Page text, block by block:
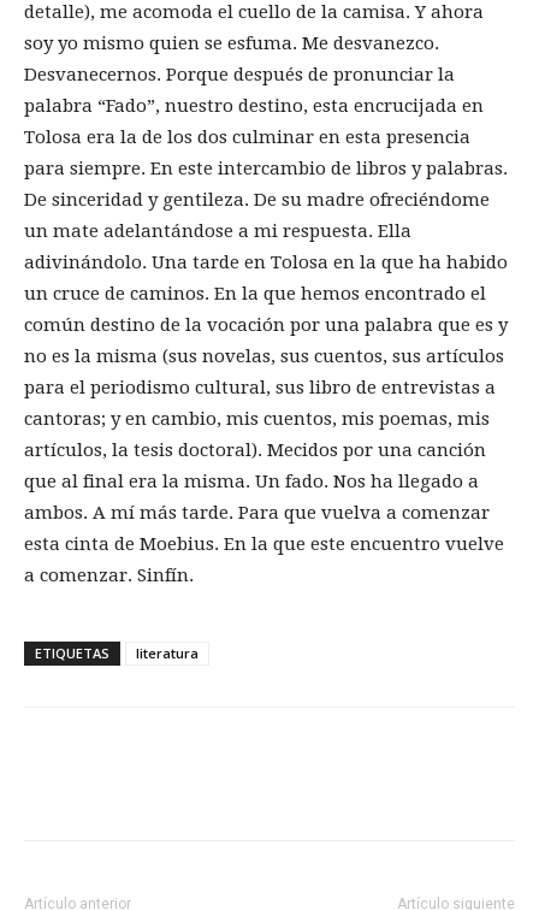
detalle), me acomoda el cuello de la camisa. Y ahora
soy yo mismo quien se esfuma. Me desvanezco.
Desvanecernos. Porque después de pronunciar la
palabra “Fado”, nuestro destino, esta encrucijada en
Tolosa era la de los dos culminar en esta presencia
para siempre. En este intercambio de libros y palabras.
De sinceridad y gentileza. De su madre ofreciéndome
un mate adelantándose a mi respuesta. Ella
adivinándolo. Una tarde en Tolosa en la que ha habido
un cruce de caminos. En la que hemos encontrado el
común destino de la vocación por una palabra que es y
no es la misma (sus novelas, sus cuentos, sus artículos
para el periodismo cultural, sus libro de entrevistas a
cantoras; y en cambio, mis cuentos, mis poemas, mis
artículos, la tesis doctoral). Mecidos por una canción
que al final era la misma. Un fado. Nos ha llegado a
ambos. A mí más tarde. Para que vuelva a comenzar
esta cinta de Moebius. En la que este encuentro vuelve
a comenzar. Sinfín.
ETIQUETAS literatura
Artículo anterior Artículo siguiente